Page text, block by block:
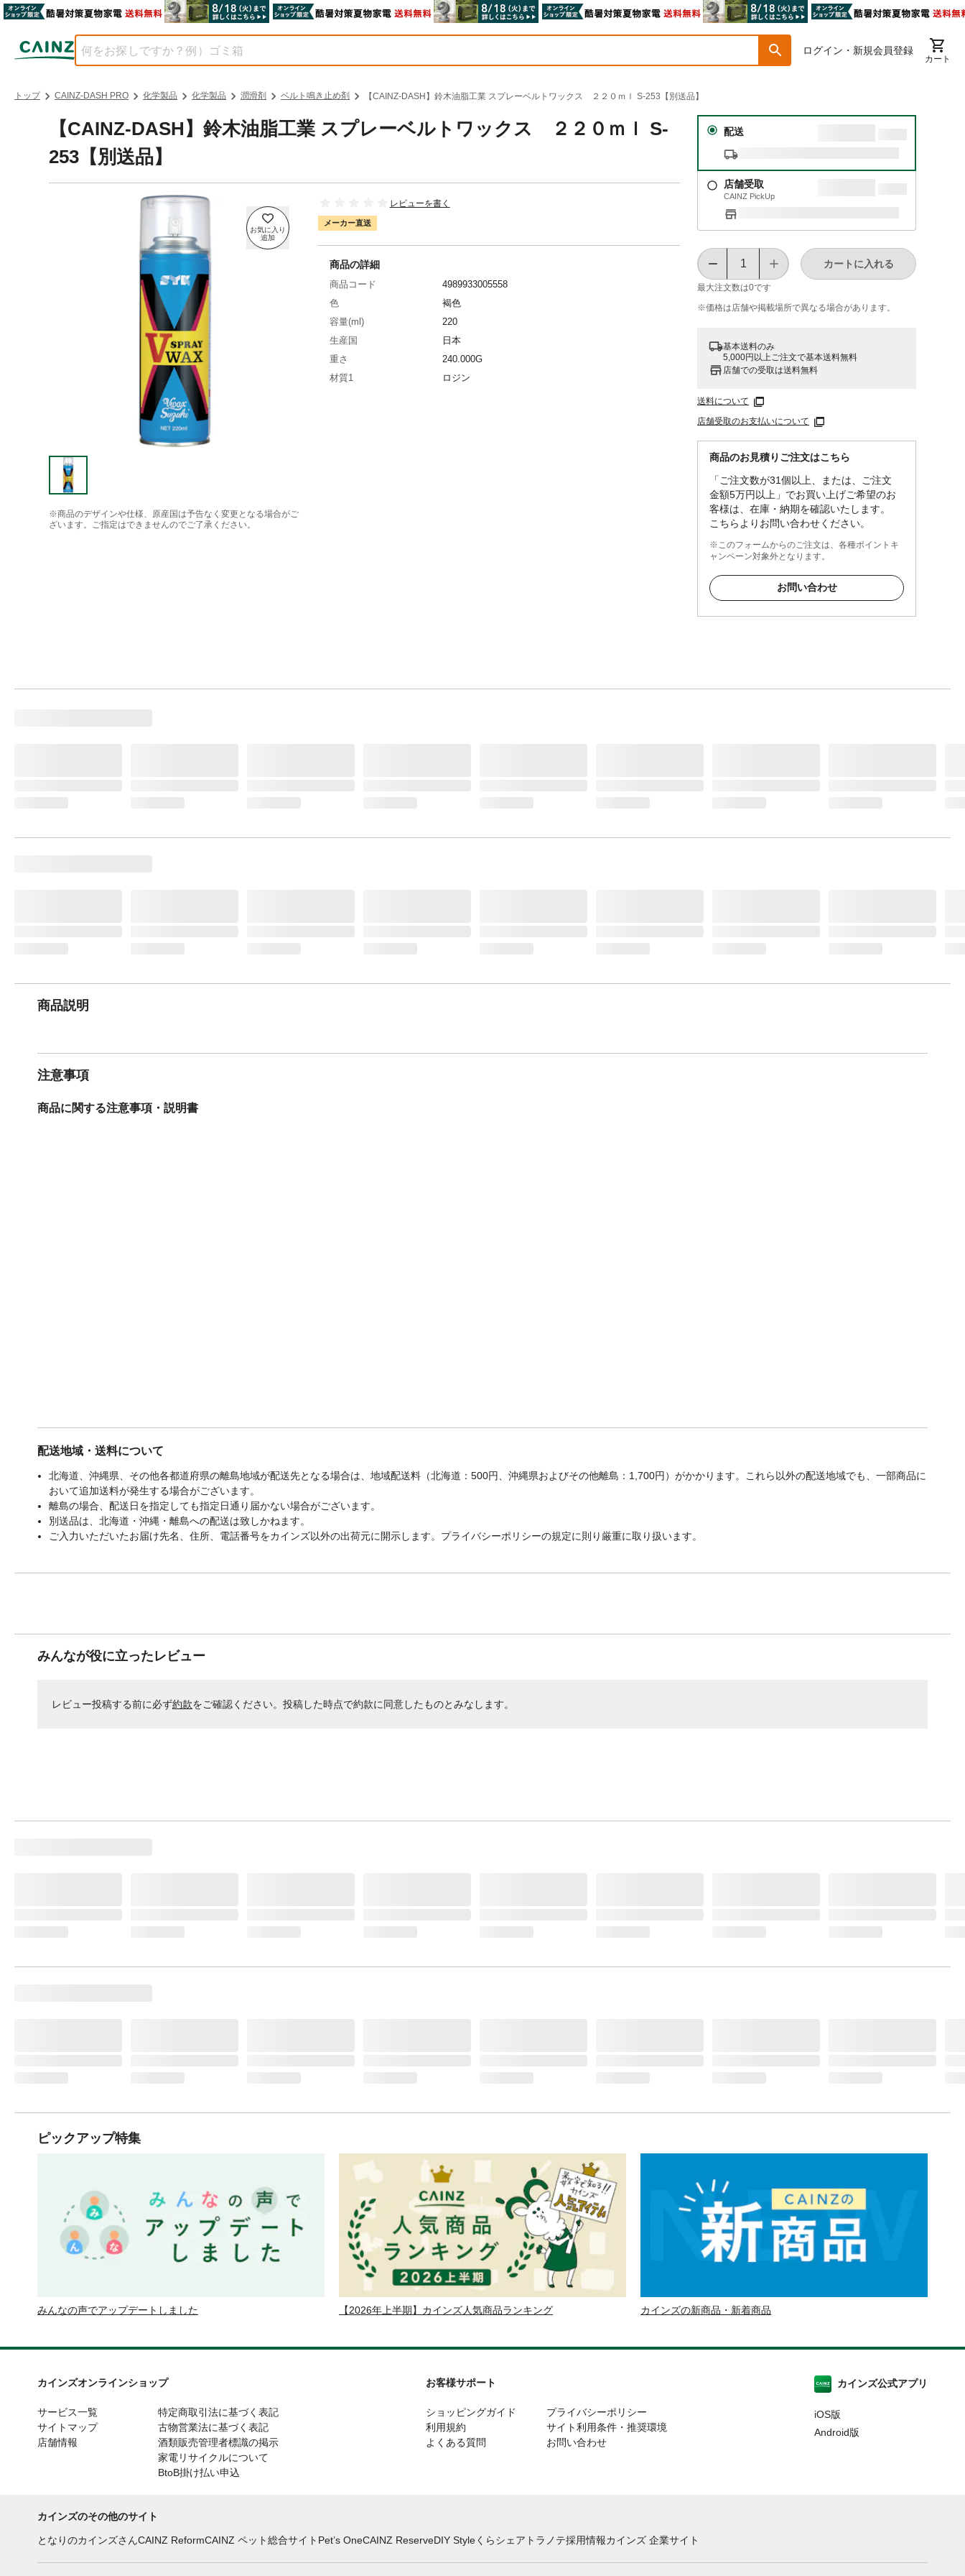
ログイン・新規会員登録
カート
トップ CAINZ-DASH PRO 化学製品 化学製品 潤滑剤 ベルト鳴き止め剤 【CAINZ-DASH】鈴木油脂工業 スプレーベルトワックス ２２０ｍｌ S-253【別送品】
【CAINZ-DASH】鈴木油脂工業 スプレーベルトワックス ２２０ｍｌ S-
253【別送品】
※商品のデザインや仕様、原産国は予告なく変更となる場合がご
ざいます。ご指定はできませんのでご了承ください。
レビューを書く
メーカー直送
配送
店舗受取
CAINZ PickUp
最大注文数は0です
カートに入れる
※価格は​店舗や​掲載場所で​異なる​場合が​あります。
基本送料のみ
5,000円以上ご注文で基本送料無料
店舗での受取は送料無料
送料について
店舗受取のお支払いについて
商品のお見積りご注文はこちら
「ご注文数が31個以上、または、ご注文
金額5万円以上」でお買い上げご希望のお
客様は、在庫・納期を確認いたします。
こちらよりお問い合わせください。
※このフォームからのご注文は、各種ポイントキ
ャンペーン対象外となります。
お問い合わせ
商品の詳細
商品コード
4989933005558
色
褐色
容量(ml)
220
生産国
日本
重さ
240.000G
材質1
ロジン
商品説明
注意事項
商品に関する注意事項・説明書
配送地域・送料について
北海道、沖縄県、その他各都道府県の離島地域が配送先となる場合は、地域配送料（北海道：500円、沖縄県およびその他離島：1,700円）がかかります。これら以外の配送地域でも、一部商品に
おいて追加送料が発生する場合がございます。
離島の場合、配送日を指定しても指定日通り届かない場合がございます。
別送品は、北海道・沖縄・離島への配送は致しかねます。
ご入力いただいたお届け先名、住所、電話番号をカインズ以外の出荷元に開示します。プライバシーポリシーの規定に則り厳重に取り扱います。
みんなが役に立ったレビュー
レビュー投稿する前に必ず約款をご確認ください。投稿した時点で約款に同意したものとみなします。
ピックアップ特集
みんなの声でアップデートしました 【2026年上半期】カインズ人気商品ランキング カインズの新商品・新着商品
カインズオンラインショップ
サービス一覧
サイトマップ
店舗情報
特定商取引法に基づく表記
古物営業法に基づく表記
酒類販売管理者標識の掲示
家電リサイクルについて
BtoB掛け払い申込
お客様サポート
ショッピングガイド
利用規約
よくある質問
プライバシーポリシー
サイト利用条件・推奨環境
お問い合わせ
カインズ公式アプリ
iOS版
Android版
カインズのその他のサイト
となりのカインズさんCAINZ ReformCAINZ ペット総合サイト Pet’s OneCAINZ ReserveDIY Styleくらシェア トラノテ採用情報カインズ 企業サイト